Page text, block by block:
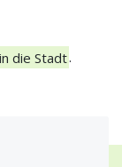
in die Stadt.